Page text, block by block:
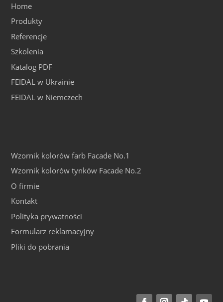
Home
Produkty
Referencje
Szkolenia
Katalog PDF
FEIDAL w Ukrainie
FEIDAL w Niemczech
Wzornik kolorów farb Facade No.1
Wzornik kolorów tynków Facade No.2
O firmie
Kontakt
Polityka prywatności
Formularz reklamacyjny
Pliki do pobrania